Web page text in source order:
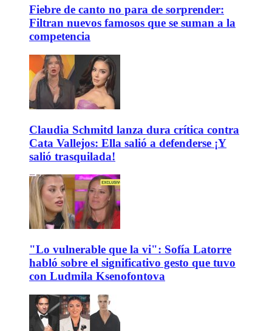
Fiebre de canto no para de sorprender:
Filtran nuevos famosos que se suman a la
competencia
Claudia Schmitd lanza dura crítica contra
Cata Vallejos: Ella salió a defenderse ¡Y
salió trasquilada!
"Lo vulnerable que la vi": Sofía Latorre
habló sobre el significativo gesto que tuvo
con Ludmila Ksenofontova